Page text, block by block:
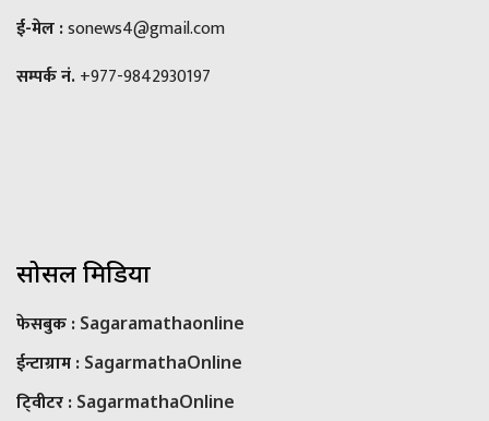
ई-मेल :sonews4@gmail.com
सम्पर्क नं.+977-9842930197
सोसल मिडिया
फेसबुक : Sagaramathaonline
ईन्टाग्राम : SagarmathaOnline
टि्वीटर : SagarmathaOnline